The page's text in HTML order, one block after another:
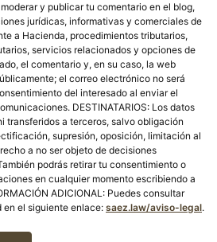
y publicar tu comentario en el blog,
jurídicas, informativas y comerciales de
a Hacienda, procedimientos tributarios,
servicios relacionados y opciones de
el comentario y, en su caso, la web
el correo electrónico no será
del interesado al enviar el
DESTINATARIOS: Los datos
transferidos a terceros, salvo obligación
supresión, oposición, limitación al
a no ser objeto de decisiones
podrás retirar tu consentimiento o
en cualquier momento escribiendo a
ADICIONAL: Puedes consultar
el siguiente enlace: saez.law/aviso-legal.